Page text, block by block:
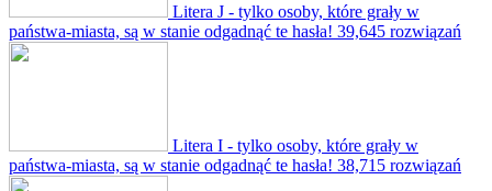
Litera J - tylko osoby, które grały w
państwa-miasta, są w stanie odgadnąć te hasła! 39,645 rozwiązań
Litera I - tylko osoby, które grały w
państwa-miasta, są w stanie odgadnąć te hasła! 38,715 rozwiązań